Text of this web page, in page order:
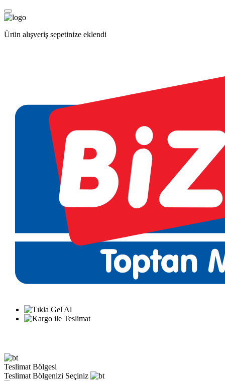
Ürün alışveriş sepetinize eklendi
Teslimat Bölgesi
Teslimat Bölgenizi Seçiniz